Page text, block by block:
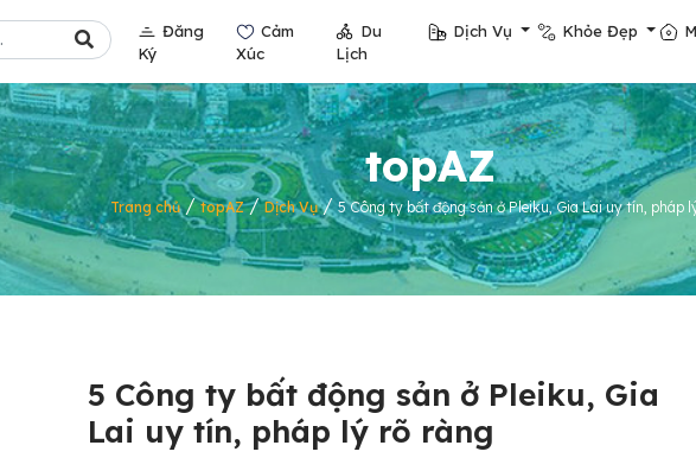
Đăng
Ký
Cảm
Xúc
Du
Lịch
Dịch Vụ Khỏe Đẹp
topAZ
Trang chủ/topAZ/Dịch Vụ/5 Công ty bất động sản ở Pleiku, Gia Lai uy tín, pháp
5 Công ty bất động sản ở Pleiku, Gia
Lai uy tín, pháp lý rõ ràng